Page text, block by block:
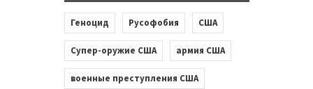
Геноцид Русофобия США
Супер-оружие США армия США
военные преступления США